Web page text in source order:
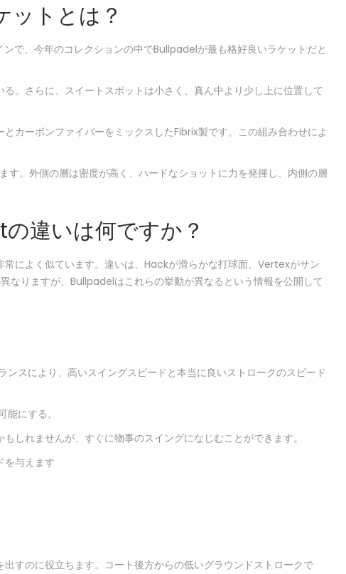
トとは？
で、今年のコレクションの中でBullpadelが最も格好良いラケットだと
。さらに、スイートスポットは小さく、真ん中より少し上に位置して
カーボンファイバーをミックスしたFibrix製です。この組み合わせによ
。外側の層は密度が高く、ハードなショットに力を発揮し、内側の層
違いは何ですか？
によく似ています。違いは、Hackが滑らかな打球面、Vertexがサン
なりますが、Bullpadelはこれらの挙動が異なるという情報を公開して
スにより、高いスイングスピードと本当に良いストロークのスピード
にする。
しれませんが、すぐに物事のスイングになじむことができます。
を与えます
すのに役立ちます。コート後方からの低いグラウンドストロークで